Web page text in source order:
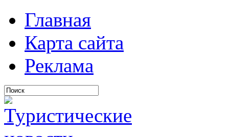
Главная
Карта сайта
Реклама